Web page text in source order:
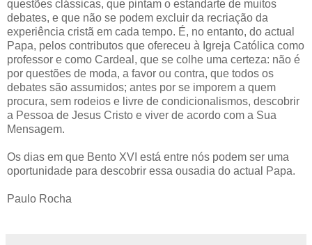
questões clássicas, que pintam o estandarte de muitos
debates, e que não se podem excluir da recriação da
experiência cristã em cada tempo. É, no entanto, do actual
Papa, pelos contributos que ofereceu à Igreja Católica como
professor e como Cardeal, que se colhe uma certeza: não é
por questões de moda, a favor ou contra, que todos os
debates são assumidos; antes por se imporem a quem
procura, sem rodeios e livre de condicionalismos, descobrir
a Pessoa de Jesus Cristo e viver de acordo com a Sua
Mensagem.
Os dias em que Bento XVI está entre nós podem ser uma
oportunidade para descobrir essa ousadia do actual Papa.
Paulo Rocha